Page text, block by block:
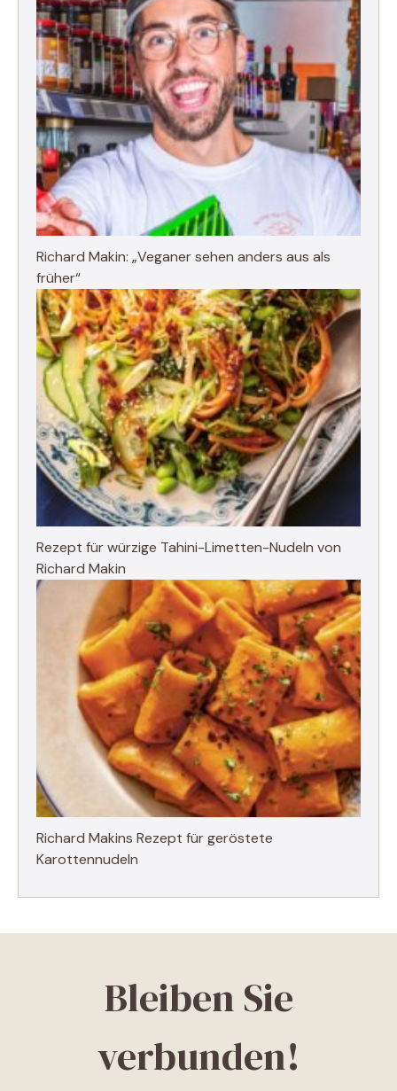
Richard Makin: „Veganer sehen anders aus als
früher“
Rezept für würzige Tahini-Limetten-Nudeln von
Richard Makin
Richard Makins Rezept für geröstete
Karottennudeln
Bleiben Sie
verbunden!